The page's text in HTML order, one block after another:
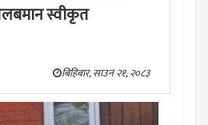
स्वीकृत
बिहिबार, साउन २१, २०८३